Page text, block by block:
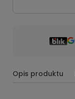
Opis produktu